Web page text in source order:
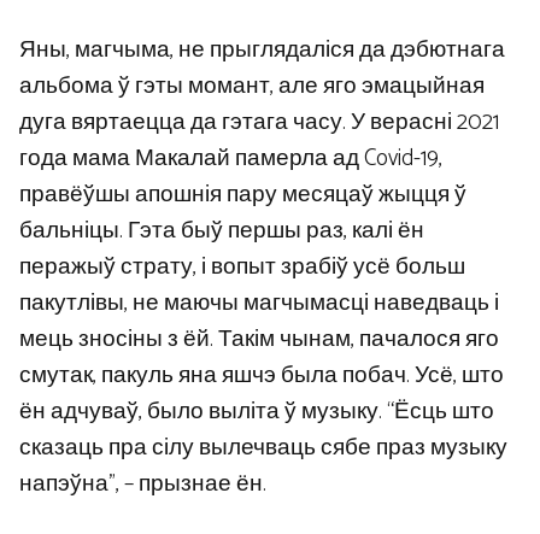
Яны, магчыма, не прыглядаліся да дэбютнага
альбома ў гэты момант, але яго эмацыйная
дуга вяртаецца да гэтага часу. У верасні 2021
года мама Макалай памерла ад Covid-19,
правёўшы апошнія пару месяцаў жыцця ў
бальніцы. Гэта быў першы раз, калі ён
перажыў страту, і вопыт зрабіў усё больш
пакутлівы, не маючы магчымасці наведваць і
мець зносіны з ёй. Такім чынам, пачалося яго
смутак, пакуль яна яшчэ была побач. Усё, што
ён адчуваў, было выліта ў музыку. “Ёсць што
сказаць пра сілу вылечваць сябе праз музыку
напэўна”, – прызнае ён.